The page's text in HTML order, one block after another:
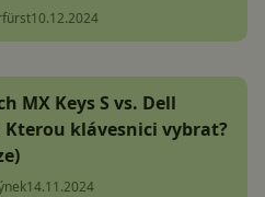
10.12.2024
MX Keys S vs. Dell
Kterou klávesnici vybrat?
14.11.2024